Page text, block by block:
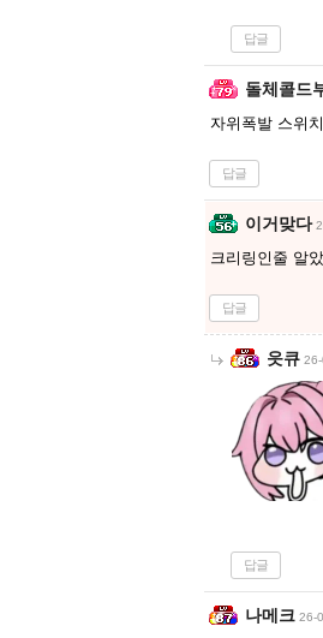
답글
돌체콜드
자위폭발 스위치
답글
이거맞다
크리링인줄 알
답글
읏큐
답글
나메크 26-